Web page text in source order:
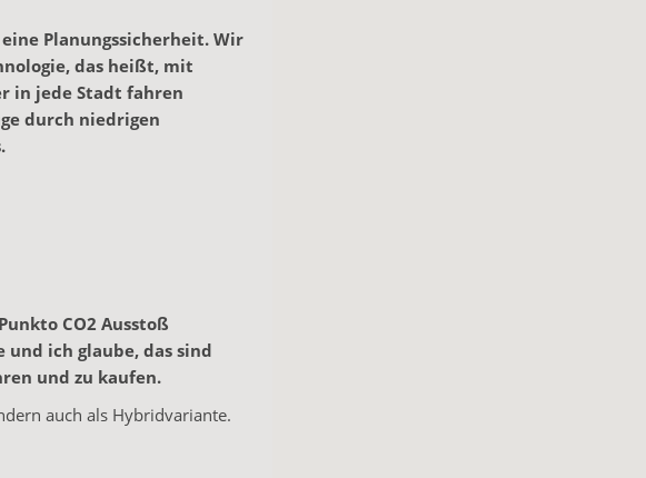
Planungssicherheit. Wir
das heißt, mit
in jede Stadt fahren
durch niedrigen
CO2 Ausstoß
ich glaube, das sind
und zu kaufen.
auch als Hybridvariante.